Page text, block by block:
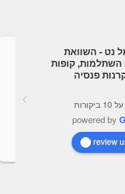
נט - השוואת
השתלמות, קופות
פנסיה
powered by G
review
עמית עובדיה
a year ago